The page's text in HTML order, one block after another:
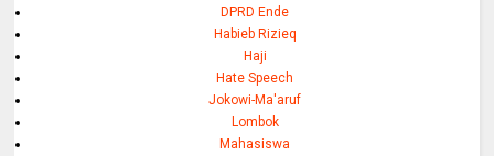
DPRD Ende
Habieb Rizieq
Haji
Hate Speech
Jokowi-Ma'aruf
Lombok
Mahasiswa